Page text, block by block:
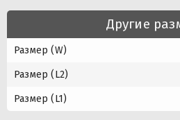
Другие
Размер (W)
Размер (L2)
Размер (L1)